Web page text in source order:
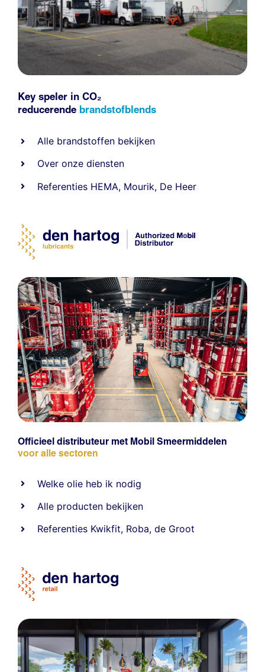
Key speler in CO₂
reducerende brandstofblends
Alle brandstoffen bekijken
Over onze diensten
Referenties HEMA, Mourik, De Heer
Officieel distributeur met Mobil Smeermiddelen
voor alle sectoren
Welke olie heb ik nodig
Alle producten bekijken
Referenties Kwikfit, Roba,de Groot